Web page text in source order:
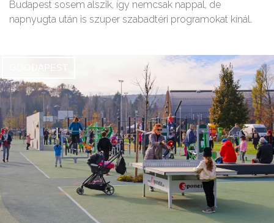
Budapest sosem alszik, így nemcsak nappal, de
napnyugta után is szuper szabadtéri programokat kínál.